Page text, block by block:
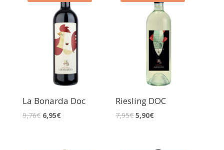
La Bonarda Doc
9,76€ 6,95€
Riesling DOC
7,95€ 5,90€